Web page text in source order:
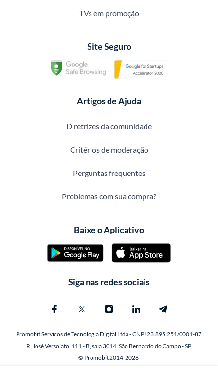
TVs em promoção
Site Seguro
Artigos de Ajuda
Diretrizes da comunidade
Critérios de moderação
Perguntas frequentes
Problemas com sua compra?
Baixe o Aplicativo
Siga nas redes sociais
Promobit Servicos de Tecnologia Digital Ltda - CNPJ 23.895.251/0001-87
R. José Versolato, 111 - B, sala 3014, São Bernardo do Campo - SP
© Promobit 2014-2026